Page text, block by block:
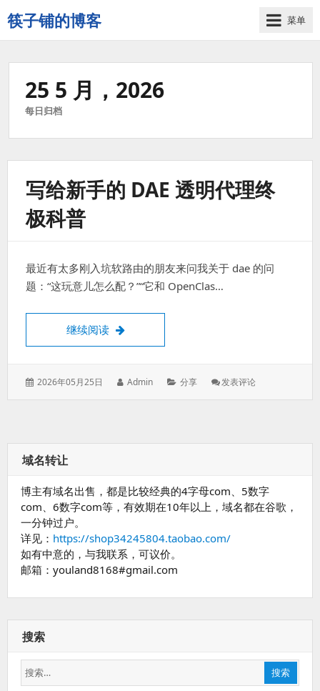
筷子铺的博客
记
录
点
菜单
25 5 月，2026
每日归档
写给新手的 DAE 透明代理终
极科普
最近有太多刚入坑软路由的朋友来问我关于 dae 的问
题：“这玩意儿怎么配？”“它和 OpenClas…
继续阅读 写给新手的 dae 透明代理终极科普
发
2026年05月25日
作
Admin
分
分享 发表评论: 写
代
理
域名转让
博主有域名出售，都是比较经典的4字母com、5数字
com、6数字com等，有效期在10年以上，域名都在谷歌，
一分钟过户。
详见： https://shop34245804.taobao.com/
如有中意的，与我联系，可议价。
邮箱：youland8168#gmail.com
搜索
搜
索：
搜索